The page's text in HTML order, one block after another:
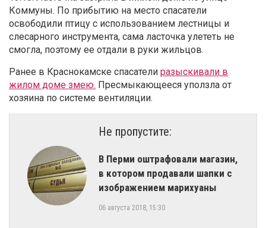
Коммуны. По прибытию на место спасатели
освободили птицу с использованием лестницы и
слесарного инструмента, сама ласточка улететь не
смогла, поэтому ее отдали в руки жильцов.
Ранее в Краснокамске спасатели разыскивали в
жилом доме змею. Пресмыкающееся уползла от
хозяина по системе вентиляции.
Не пропустите:
​В Перми оштрафовали магазин,
в котором продавали шапки с
изображением марихуаны
06 августа 2018, 15:30